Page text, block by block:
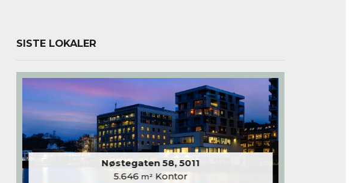
SISTE LOKALER
Nøstegaten 58, 5011
5.646 m² Kontor